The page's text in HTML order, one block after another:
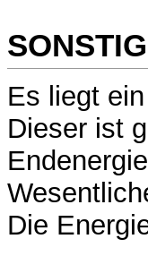
Es liegt
Dieser ist
Die